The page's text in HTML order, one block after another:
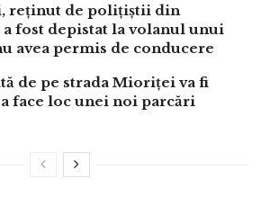
reținut de polițiștii din
fost depistat la volanul unui
avea permis de conducere
de pe strada Mioriței va fi
face loc unei noi parcări